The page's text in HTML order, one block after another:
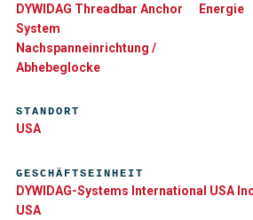
DYWIDAG Threadbar Anchor
System
Nachspanneinrichtung /
Abhebeglocke
Energie
GESCHÄFTSEINHEIT
DYWIDAG-Systems International USA
USA
STANDORT
USA